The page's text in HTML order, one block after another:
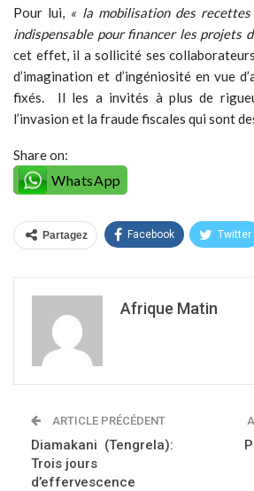
Pour lui, « la mobilisation des
indispensable pour financer les projets
cet effet, il a sollicité ses
d’imagination et d’ingéniosité en vue
fixés. Il les a invités à plus de
l’invasion et la fraude fiscales qui sont
Share on:
WhatsApp
Partagez Facebook Twitter
Afrique Matin
ARTICLE PRÉCÉDENT
Diamakani (Tengrela):
Trois jours
d’effervescence